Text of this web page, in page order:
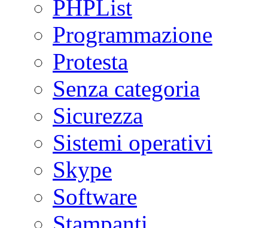
PHPList
Programmazione
Protesta
Senza categoria
Sicurezza
Sistemi operativi
Skype
Software